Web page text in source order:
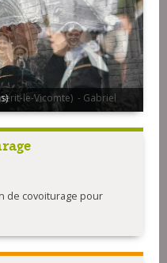
le-Vicomte) - Gabriel
de covoiturage pour